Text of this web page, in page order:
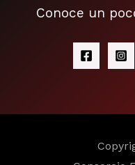
Conoce un